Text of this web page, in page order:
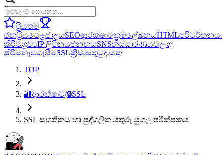
ප්‍රියතම
ජනප්‍රියපෙළජාලයSEOආරක්ෂාවක්‍රමලේඛනයHTMLපරිවර්තනය
කිරීමශ්‍රව්‍යIP ලිපිනයජනනයSNSනිස්සාරණයවලංගු
කිරීමහැඩගැසීමSSLක්‍රීඩාසතුටුදායක
TOP
🔐ආරක්ෂාව/🔒SSL
SSL සහතිකය හා පුද්ගලික යතුරු යුගල පරීක්ෂකය